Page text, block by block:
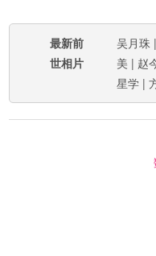
最新前
世相片
吴月珠
美 | 赵
星学 |